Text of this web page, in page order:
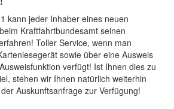
kann jeder Inhaber eines neuen
Kraftfahrtbundesamt seinen
Toller Service, wenn man
sowie über eine Ausweis
verfügt! Ist Ihnen dies zu
stehen wir Ihnen natürlich weiterhin
Auskunftsanfrage zur Verfügung!